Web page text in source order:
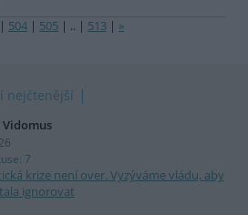
| 504 | 505 | .. | 513 | »
nejčtenější
Vidomus
7
krize není over. Vyzýváme vládu, aby
ignorovat